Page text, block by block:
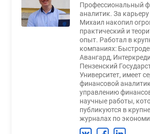
Профессиональный
аналитик. За карьеру
Михаил накопил
практический и
опыт. Работал в
компаниях:
Авангард,
Пензенский
Университет, имеет
финансовой
управлению
научные работы,
публикуются в
журналах по